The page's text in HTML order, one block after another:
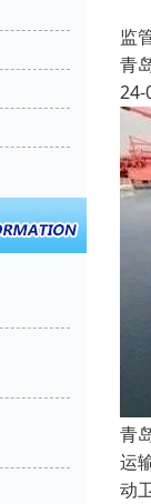
监
青
24-
青
运
动